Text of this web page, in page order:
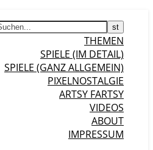
THEMEN
SPIELE (IM DETAIL)
SPIELE (GANZ ALLGEMEIN)
PIXELNOSTALGIE
ARTSY FARTSY
VIDEOS
ABOUT
IMPRESSUM